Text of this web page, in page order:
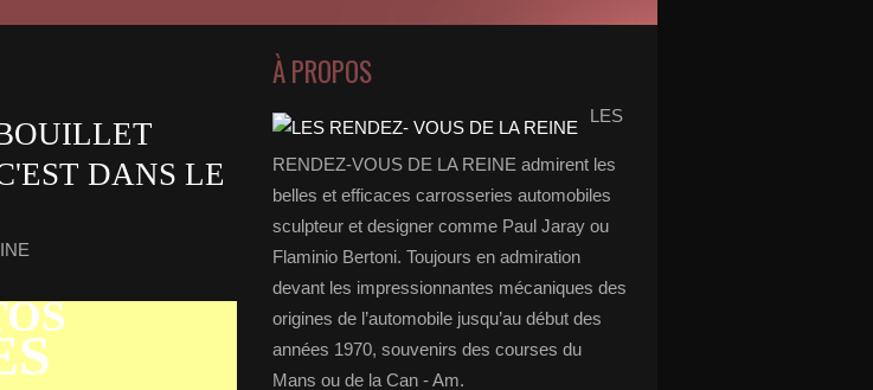
DANS LE
À PROPOS
LES
RENDEZ-VOUS DE LA REINE admirent les
belles et efficaces carrosseries automobiles
sculpteur et designer comme Paul Jaray ou
Flaminio Bertoni. Toujours en admiration
devant les impressionnantes mécaniques des
origines de l’automobile jusqu’au début des
années 1970, souvenirs des courses du
Mans ou de la Can - Am.